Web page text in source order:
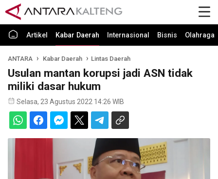
Artikel Kabar Daerah Internasional Bisnis Olahraga
ANTARA Kabar Daerah Lintas Daerah
Usulan mantan korupsi jadi ASN tidak
miliki dasar hukum
Selasa, 23 Agustus 2022 14:26 WIB